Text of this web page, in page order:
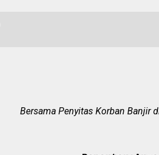
Bersama Penyitas Korban Banjir